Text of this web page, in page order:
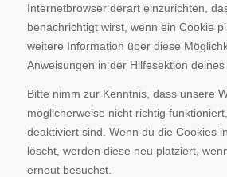
Internetbrowser derart einzurichten,
benachrichtigt wirst, wenn ein Cookie
weitere Information über diese
Anweisungen in der Hilfesektion deines
Bitte nimm zur Kenntnis, dass unsere
möglicherweise nicht richtig
deaktiviert sind. Wenn du die Cookies
löscht, werden diese neu platziert,
erneut besuchst.